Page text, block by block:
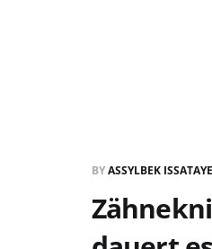
BYASSYLBEK